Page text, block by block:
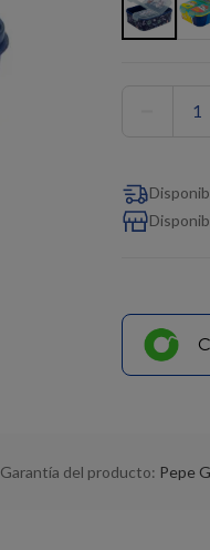
Garantía del producto: Pepe